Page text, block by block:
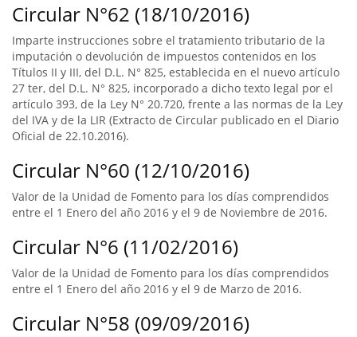
Circular N°62 (18/10/2016)
Imparte instrucciones sobre el tratamiento tributario de la
imputación o devolución de impuestos contenidos en los
Títulos II y III, del D.L. N° 825, establecida en el nuevo artículo
27 ter, del D.L. N° 825, incorporado a dicho texto legal por el
artículo 393, de la Ley N° 20.720, frente a las normas de la Ley
del IVA y de la LIR (Extracto de Circular publicado en el Diario
Oficial de 22.10.2016).
Circular N°60 (12/10/2016)
Valor de la Unidad de Fomento para los días comprendidos
entre el 1 Enero del año 2016 y el 9 de Noviembre de 2016.
Circular N°6 (11/02/2016)
Valor de la Unidad de Fomento para los días comprendidos
entre el 1 Enero del año 2016 y el 9 de Marzo de 2016.
Circular N°58 (09/09/2016)